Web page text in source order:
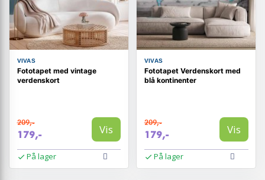
VIVAS
Fototapet med vintage
verdenskort
209,-
179,- Vis
På lager
VIVAS
Fototapet Verdenskort med
blå kontinenter
209,-
179,- Vis
På lager